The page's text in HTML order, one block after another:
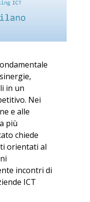
in un
Nei
e alle
più
chiede
orientati al
incontri di
ICT